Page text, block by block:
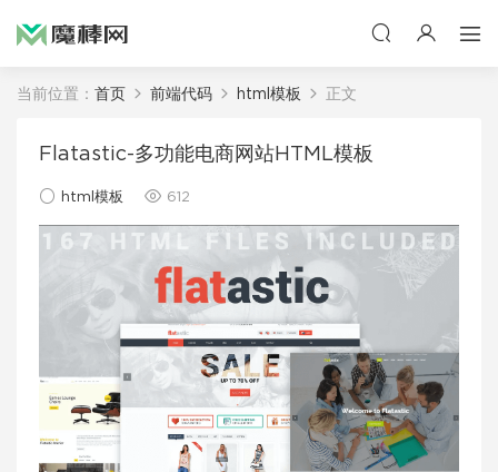
当前位置： 首页 前端代码 html模板 正文
Flatastic-多功能电商网站HTML模板
html模板 612